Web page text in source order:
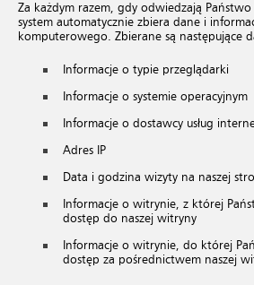
Za każdym razem, gdy odwiedzają
system automatycznie zbiera dane i
komputerowego. Zbierane są następujące
Informacje o typie przeglądarki
Informacje o systemie operacyjnym
Informacje o dostawcy usług
Adres IP
Data i godzina wizyty na naszej
Informacje o witrynie, z której
dostęp do naszej witryny
Informacje o witrynie, do której
dostęp za pośrednictwem naszej